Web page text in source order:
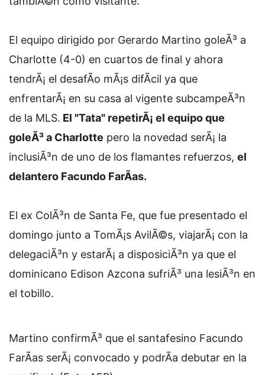
El equipo dirigido por Gerardo Martino goleÃ³ a
Charlotte (4-0) en cuartos de final y ahora
tendrÃ¡ el desafÃ­o mÃ¡s difÃ­cil ya que
enfrentarÃ¡ en su casa al vigente subcampeÃ³n
de la MLS. El "Tata" repetirÃ¡ el equipo que
goleÃ³ a Charlotte pero la novedad serÃ¡ la
inclusiÃ³n de uno de los flamantes refuerzos, el
delantero Facundo FarÃ­as.
El ex ColÃ³n de Santa Fe, que fue presentado el
domingo junto a TomÃ¡s AvilÃ©s, viajarÃ¡ con la
delegaciÃ³n y estarÃ¡ a disposiciÃ³n ya que el
dominicano Edison Azcona sufriÃ³ una lesiÃ³n en
el tobillo.
Martino confirmÃ³ que el santafesino Facundo
FarÃ­as serÃ¡ convocado y podrÃ­a debutar en la